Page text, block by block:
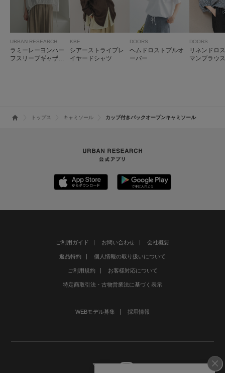
URBAN RESEARCH
ラミーレーヨンハー
フスリーブギャザー
KBF
シアーストライプレ
イヤードシャツ
DOORS
ヘムドロストプルオ
ーバー
DOORS
リネンドロ
マンブラウス
トップス キャミソール カップ付きバックオープンキャミソール
ご利用ガイド お問い合わせ 会社概要
返品特約 個人情報の取り扱いについて
ご利用規約 お客様対応について
特定商取引法・古物営業法に基づく表示
WEBモデル募集 採用情報